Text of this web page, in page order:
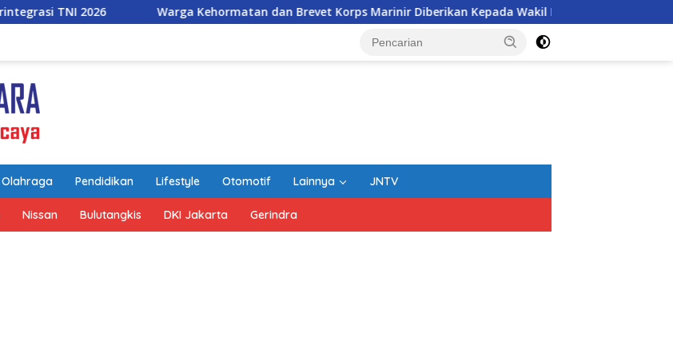
Warga Kehormatan dan Brevet Korps Marinir Diberikan Kepada Wakil Panglima TNI dan Sejumlah Pejabat Negara
Olahraga Pendidikan Lifestyle Otomotif Lainnya JNTV
Nissan Bulutangkis DKI Jakarta Gerindra